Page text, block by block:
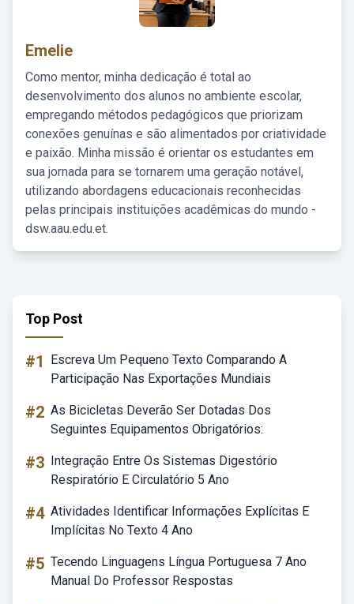
Emelie
Como mentor, minha dedicação é total ao
desenvolvimento dos alunos no ambiente escolar,
empregando métodos pedagógicos que priorizam
conexões genuínas e são alimentados por criatividade
e paixão. Minha missão é orientar os estudantes em
sua jornada para se tornarem uma geração notável,
utilizando abordagens educacionais reconhecidas
pelas principais instituições acadêmicas do mundo -
dsw.aau.edu.et.
Top Post
#1
Escreva Um Pequeno Texto Comparando A
Participação Nas Exportações Mundiais
#2 As Bicicletas Deverão Ser Dotadas Dos
Seguintes Equipamentos Obrigatórios:
#3 Integração Entre Os Sistemas Digestório
Respiratório E Circulatório 5 Ano
#4 Atividades Identificar Informações Explícitas E
Implícitas No Texto 4 Ano
#5 Tecendo Linguagens Língua Portuguesa 7 Ano
Manual Do Professor Respostas